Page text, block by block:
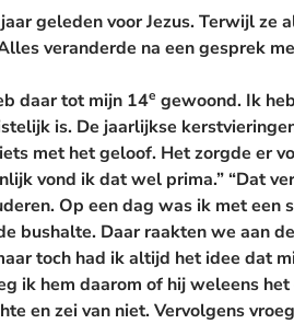
geleden voor Jezus. Terwijl ze
veranderde na een gesprek
daar tot mijn 14e gewoond. Ik
is. De jaarlijkse
met het geloof. Het zorgde er
vond ik dat wel prima.” “Dat
Op een dag was ik met
bushalte. Daar raakten we aan
toch had ik altijd het idee dat
ik hem daarom of hij weleens
en zei van niet. Vervolgens